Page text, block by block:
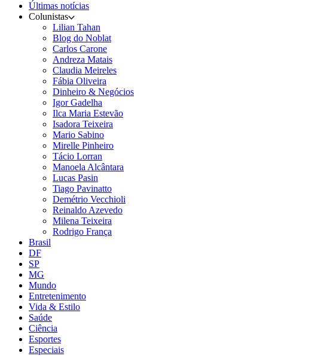
Últimas notícias
Colunistas
Lilian Tahan
Blog do Noblat
Carlos Carone
Andreza Matais
Claudia Meireles
Fábia Oliveira
Dinheiro & Negócios
Igor Gadelha
Ilca Maria Estevão
Isadora Teixeira
Mario Sabino
Mirelle Pinheiro
Tácio Lorran
Manoela Alcântara
Lucas Pasin
Tiago Pavinatto
Demétrio Vecchioli
Reinaldo Azevedo
Milena Teixeira
Rodrigo França
Brasil
DF
SP
MG
Mundo
Entretenimento
Vida & Estilo
Saúde
Ciência
Esportes
Especiais